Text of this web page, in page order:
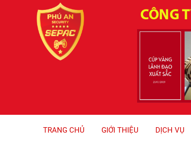
TRANG CHỦ GIỚI THIỆU DỊCH VỤ